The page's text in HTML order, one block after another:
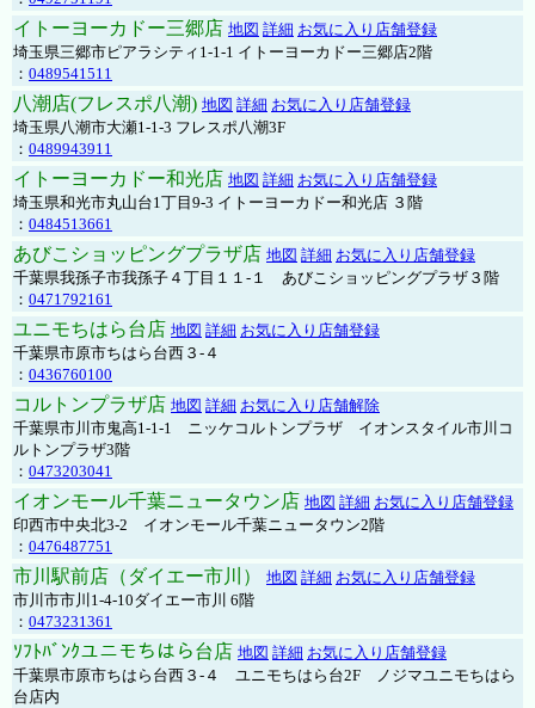
イトーヨーカドー三郷店 地図 詳細 お気に入り店舗登録
埼玉県三郷市ピアラシティ1-1-1 イトーヨーカドー三郷店2階
： 0489541511
八潮店(フレスポ八潮) 地図 詳細 お気に入り店舗登録
埼玉県八潮市大瀬1-1-3 フレスポ八潮3F
： 0489943911
イトーヨーカドー和光店 地図 詳細 お気に入り店舗登録
埼玉県和光市丸山台1丁目9-3 イトーヨーカドー和光店 ３階
： 0484513661
あびこショッピングプラザ店 地図 詳細 お気に入り店舗登録
千葉県我孫子市我孫子４丁目１１-１ あびこショッピングプラザ３階
： 0471792161
ユニモちはら台店 地図 詳細 お気に入り店舗登録
千葉県市原市ちはら台西３-４
： 0436760100
コルトンプラザ店 地図 詳細 お気に入り店舗解除
千葉県市川市鬼高1-1-1 ニッケコルトンプラザ イオンスタイル市川コ
ルトンプラザ3階
： 0473203041
イオンモール千葉ニュータウン店 地図 詳細 お気に入り店舗登録
印西市中央北3-2 イオンモール千葉ニュータウン2階
： 0476487751
市川駅前店（ダイエー市川） 地図 詳細 お気に入り店舗登録
市川市市川1-4-10ダイエー市川 6階
： 0473231361
ｿﾌﾄﾊﾞﾝｸユニモちはら台店 地図 詳細 お気に入り店舗登録
千葉県市原市ちはら台西３-４ ユニモちはら台2F ノジマユニモちはら
台店内